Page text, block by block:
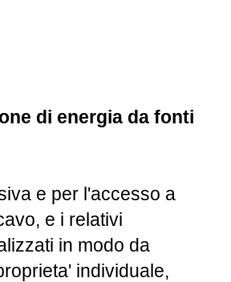
di energia da fonti
e per l'accesso a
e i relativi
in modo da
individuale,